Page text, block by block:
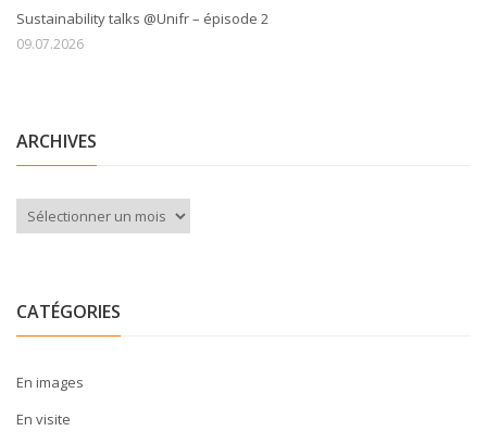
Sustainability talks @Unifr – épisode 2
09.07.2026
ARCHIVES
Archives
CATÉGORIES
En images
En visite